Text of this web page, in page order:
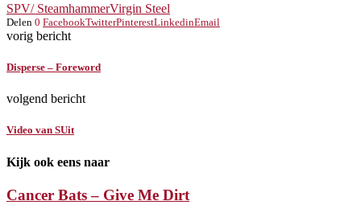
SPV/ SteamhammerVirgin Steel
Delen 0 FacebookTwitterPinterestLinkedinEmail
vorig bericht
Disperse – Foreword
volgend bericht
Video van SUit
Kijk ook eens naar
Cancer Bats – Give Me Dirt